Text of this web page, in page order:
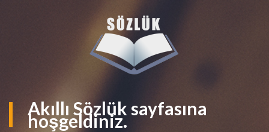
Akıllı Sözlük sayfasına
hoşgeldiniz.